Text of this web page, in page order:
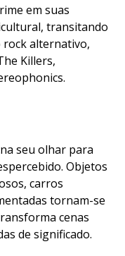
em suas
transitando
rock alternativo,
Killers,
seu olhar para
Objetos
carros
tornam-se
cenas
de significado.